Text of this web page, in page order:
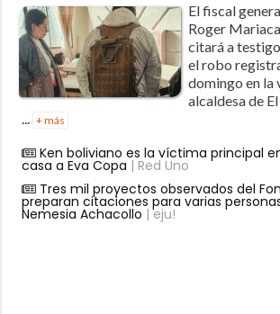
El fiscal
Roger
citará a
el robo
domingo en la
alcaldesa de
... + más
Ken boliviano es la víctima principal
casa a Eva Copa | Red Uno
Tres mil proyectos observados del
preparan citaciones para varias
Nemesia Achacollo | eju!